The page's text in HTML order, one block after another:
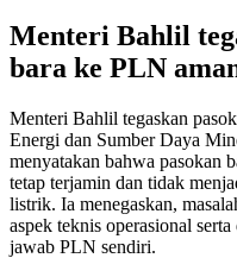
Menteri Bahlil
bara ke PLN
Menteri Bahlil tegaskan
Energi dan Sumber Daya
menyatakan bahwa pasokan
tetap terjamin dan tidak
listrik. Ia menegaskan,
aspek teknis operasional
jawab PLN sendiri.